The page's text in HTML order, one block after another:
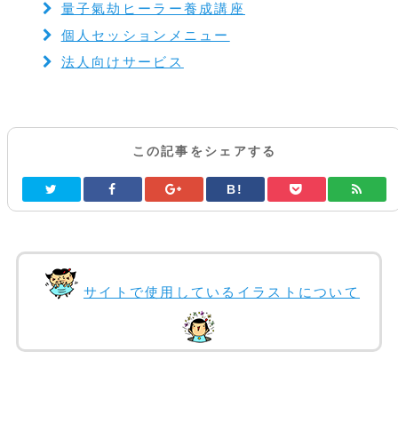
量子氣劫ヒーラー養成講座
個人セッションメニュー
法人向けサービス
この記事をシェアする
B!
サイトで使用しているイラストについて